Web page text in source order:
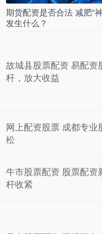
期货配资是否合法 减肥“
发生什么？
故城县股票配资 易配资
杆，放大收益
网上配资股票 成都专
松
牛市股票配资 股票配资
杆收紧